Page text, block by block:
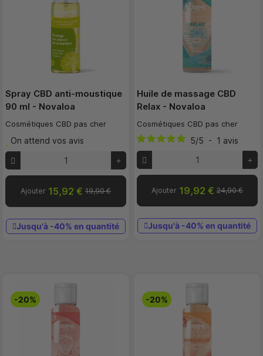
Spray CBD anti-moustique
90 ml - Novaloa
Cosmétiques CBD pas cher
On attend vos avis
Ajouter 15,92 € 19,90 €
Jusqu'à -40% en quantité
Huile de massage CBD
Relax - Novaloa
Cosmétiques CBD pas cher
5/5 - 1 avis
Ajouter 19,92 € 24,90 €
Jusqu'à -40% en quantité
-20% -20%